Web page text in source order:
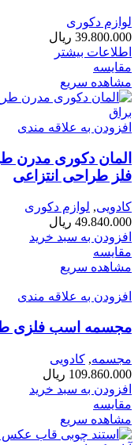
لوازم دکوری
39.800.000 ریال
اطلاعات بیشتر
مقایسه
مشاهده سریع
افزودن به علاقه مندی
المان دکوری مدرن
فلز طراحی انتزاعی
کادویی, لوازم دکوری
49.840.000 ریال
افزودن به سبد خرید
مقایسه
مشاهده سریع
افزودن به علاقه مندی
مجسمه اسب فلزی
مجسمه, کادویی
109.860.000 ریال
افزودن به سبد خرید
مقایسه
مشاهده سریع